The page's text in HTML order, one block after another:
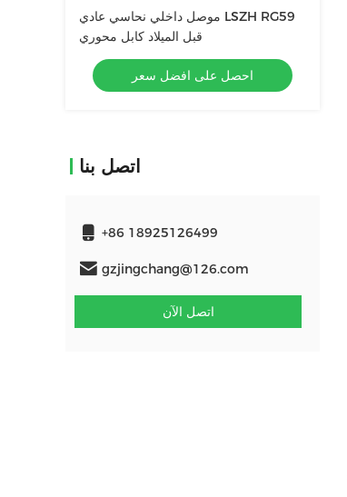
موصل داخلي نحاسي عادي LSZH RG59
قبل الميلاد كابل محوري
احصل على افضل سعر
اتصل بنا
+86 18925126499
gzjingchang@126.com
اتصل الآن